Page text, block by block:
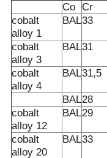
Co Cr
cobalt
alloy 1
BAL33
cobalt
alloy 3
BAL31
cobalt
alloy 4
BAL31,5
BAL28
cobalt
alloy 12
BAL29
cobalt
alloy 20
BAL33